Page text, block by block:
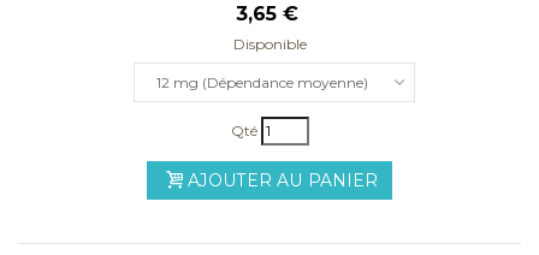
3,65 €
Disponible
12 mg (Dépendance moyenne)
Qté
AJOUTER AU PANIER